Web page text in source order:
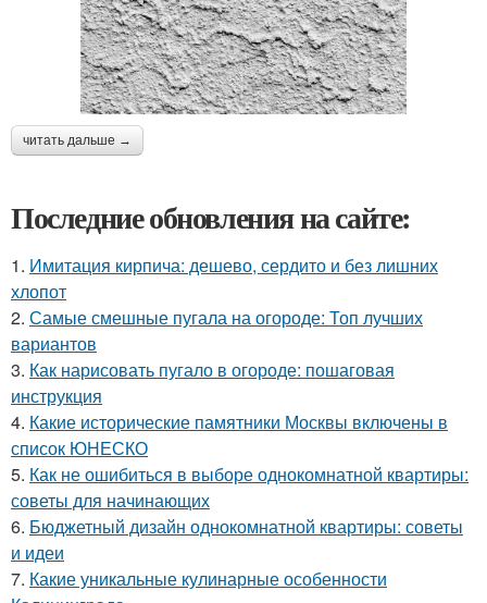
читать дальше →
Последние обновления на сайте:
1. Имитация кирпича: дешево, сердито и без лишних
хлопот
2. Самые смешные пугала на огороде: Топ лучших
вариантов
3. Как нарисовать пугало в огороде: пошаговая
инструкция
4. Какие исторические памятники Москвы включены в
список ЮНЕСКО
5. Как не ошибиться в выборе однокомнатной квартиры:
советы для начинающих
6. Бюджетный дизайн однокомнатной квартиры: советы
и идеи
7. Какие уникальные кулинарные особенности